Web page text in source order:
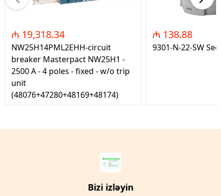
₼ 19,318.34
NW25H14PML2EHH-circuit
breaker Masterpact NW25H1 -
2500 A - 4 poles - fixed - w/o trip
unit
(48076+47280+48169+48174)
₼ 138.88
9301-N-22-SW
Bizi izləyin